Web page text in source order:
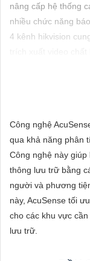
VẤN
nâng cấp hệ thống
nhiều chức năng
4 kênh hikvision
phép theo dõi
trình duyệt web,
Công nghệ
qua khả năng phân
Công nghệ này
thông lưu trữ bằng
người và phương
này, AcuSense tối
cho các khu vực
lưu trữ.